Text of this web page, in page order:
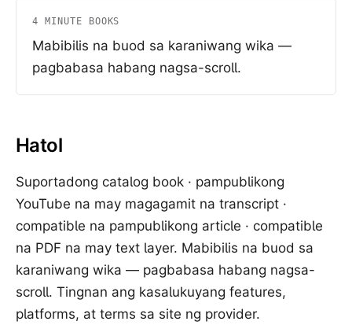
4 MINUTE BOOKS
Mabibilis na buod sa karaniwang wika —
pagbabasa habang nagsa-scroll.
Hatol
Suportadong catalog book · pampublikong
YouTube na may magagamit na transcript ·
compatible na pampublikong article · compatible
na PDF na may text layer. Mabibilis na buod sa
karaniwang wika — pagbabasa habang nagsa-
scroll. Tingnan ang kasalukuyang features,
platforms, at terms sa site ng provider.